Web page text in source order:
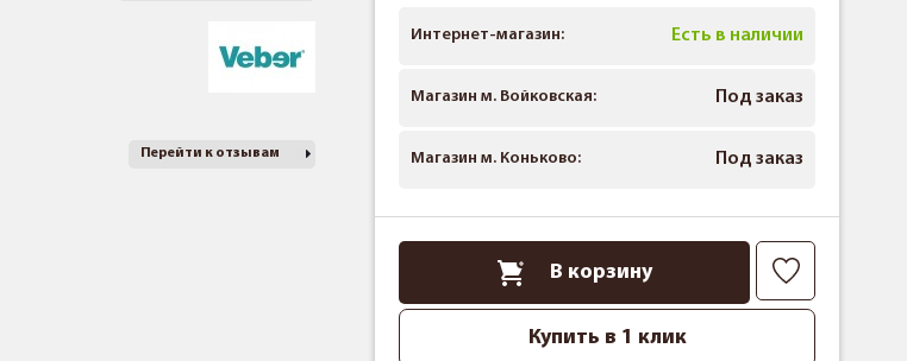
Перейти к отзывам
Интернет-магазин: Есть в наличии
Магазин м. Войковская: Под заказ
Магазин м. Коньково: Под заказ
В корзину
Купить в 1 клик